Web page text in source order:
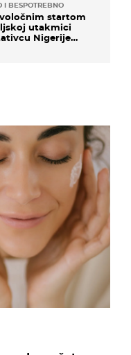
I BESPOTREBNO
startom
utakmici
Nigerije